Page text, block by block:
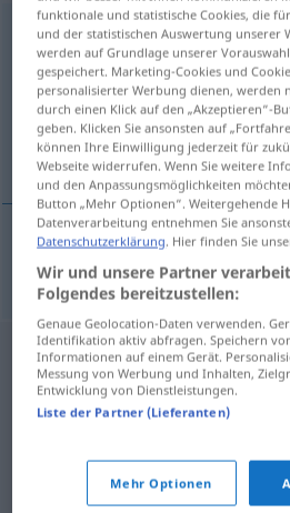
beten
Übersicht aller
(Für mehr Details die Übersetzung
bidden
bidden beten
funktionale und statistische Cookies, die
und der statistischen Auswertung unserer
werden auf Grundlage unserer
gespeichert. Marketing-Cookies und
personalisierter Werbung dienen, werden
durch einen Klick auf den „Akzeptieren“-
geben. Klicken Sie ansonsten auf
können Ihre Einwilligung jederzeit für
Webseite widerrufen. Wenn Sie weitere
und den Anpassungsmöglichkeiten
Button „Mehr Optionen“. Weitergehende
Datenverarbeitung entnehmen Sie
Datenschutzerklärung. Hier finden Sie
Wir und unsere Partner
Folgendes bereitzustellen:
Genaue Geolocation-Daten verwenden.
Identifikation aktiv abfragen. Speichern
Informationen auf einem Gerät.
Messung von Werbung und Inhalten,
Entwicklung von Dienstleistungen.
Liste der Partner (Lieferanten)
Mehr Optionen